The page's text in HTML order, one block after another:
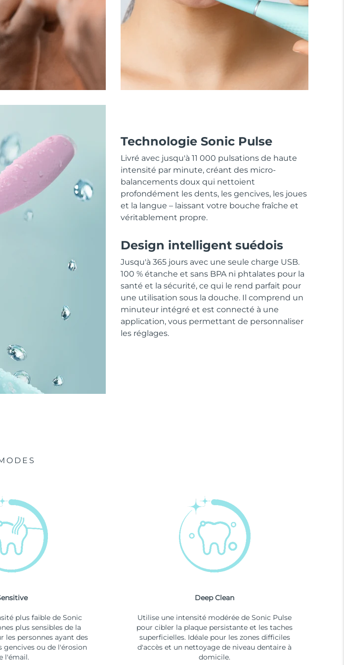
Technologie Sonic Pulse
Livré avec jusqu'à 11 000 pulsations de haute
intensité par minute, créant des micro-
balancements doux qui nettoient
profondément les dents, les gencives, les joues
et la langue – laissant votre bouche fraîche et
véritablement propre.
Design intelligent suédois
Jusqu'à 365 jours avec une seule charge USB.
100 % étanche et sans BPA ni phtalates pour la
santé et la sécurité, ce qui le rend parfait pour
une utilisation sous la douche. Il comprend un
minuteur intégré et est connecté à une
application, vous permettant de personnaliser
les réglages.
plus faible de Sonic
plus sensibles de la
les personnes ayant des
gencives ou de l'érosion
l'émail.
Deep Clean
Utilise une intensité modérée de Sonic Pulse
pour cibler la plaque persistante et les taches
superficielles. Idéale pour les zones difficiles
d'accès et un nettoyage de niveau dentaire à
domicile.